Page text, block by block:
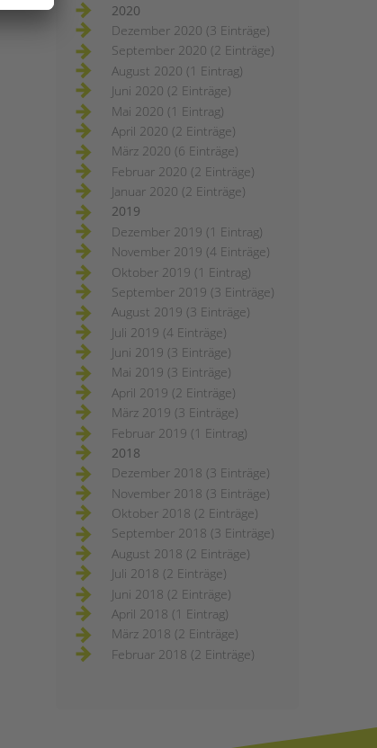
2020
Dezember 2020 (3 Einträge)
September 2020 (2 Einträge)
August 2020 (1 Eintrag)
Juni 2020 (2 Einträge)
Mai 2020 (1 Eintrag)
April 2020 (2 Einträge)
März 2020 (6 Einträge)
Februar 2020 (2 Einträge)
Januar 2020 (2 Einträge)
2019
Dezember 2019 (1 Eintrag)
November 2019 (4 Einträge)
Oktober 2019 (1 Eintrag)
September 2019 (3 Einträge)
August 2019 (3 Einträge)
Juli 2019 (4 Einträge)
Juni 2019 (3 Einträge)
Mai 2019 (3 Einträge)
April 2019 (2 Einträge)
März 2019 (3 Einträge)
Februar 2019 (1 Eintrag)
2018
Dezember 2018 (3 Einträge)
November 2018 (3 Einträge)
Oktober 2018 (2 Einträge)
September 2018 (3 Einträge)
August 2018 (2 Einträge)
Juli 2018 (2 Einträge)
Juni 2018 (2 Einträge)
April 2018 (1 Eintrag)
März 2018 (2 Einträge)
Februar 2018 (2 Einträge)